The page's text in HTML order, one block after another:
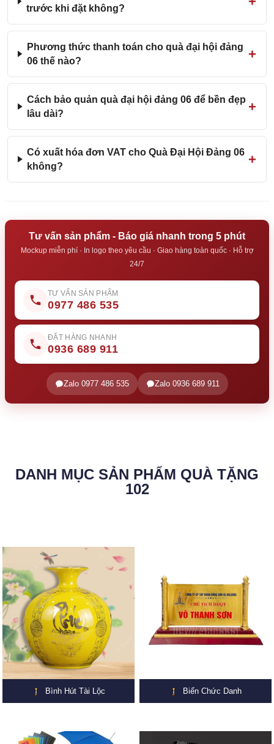
trước khi đặt không?
Phương thức thanh toán cho quà đại hội đảng
06 thế nào?
Cách bảo quản quà đại hội đảng 06 để bền đẹp
lâu dài?
Có xuất hóa đơn VAT cho Quà Đại Hội Đảng 06
không?
Tư vấn sản phẩm - Báo giá nhanh trong 5 phút
Mockup miễn phí · In logo theo yêu cầu · Giao hàng toàn quốc · Hỗ trợ
24/7
TƯ VẤN SẢN PHẨM
0977 486 535
ĐẶT HÀNG NHANH
0936 689 911
Zalo 0977 486 535 Zalo 0936 689 911
DANH MỤC SẢN PHẨM QUÀ TẶNG
102
Bình Hút Tài Lộc Biển Chức Danh